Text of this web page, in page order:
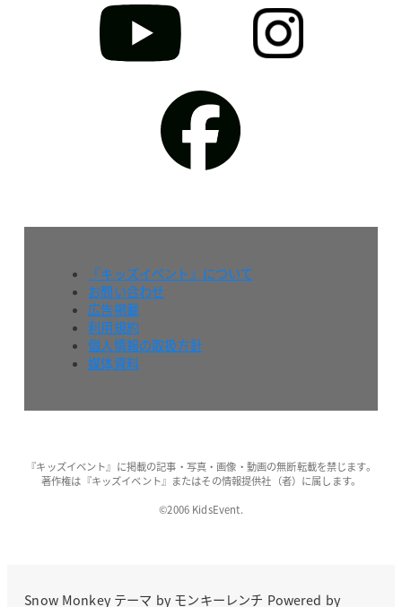
『キッズイベント』について
お問い合わせ
広告掲載
利用規約
個人情報の取扱方針
媒体資料
『キッズイベント』に掲載の記事・写真・画像・動画の無断転載を禁じます。
著作権は『キッズイベント』またはその情報提供社（者）に属します。
©2006 KidsEvent.
Snow Monkeyテーマ by モンキーレンチ Powered by